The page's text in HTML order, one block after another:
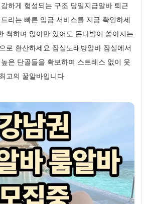
하게 형성되는 구조 당일지급알바 퇴근
리는 빠른 입금 서비스를 지금 확인하세
척하며 앉아만 있어도 돈다발이 쏟아지는
로 환산하세요 잠실노래방알바 잠실에서
은 단골들을 확보하여 스트레스 없이 웃
고의 꿀알바입니다